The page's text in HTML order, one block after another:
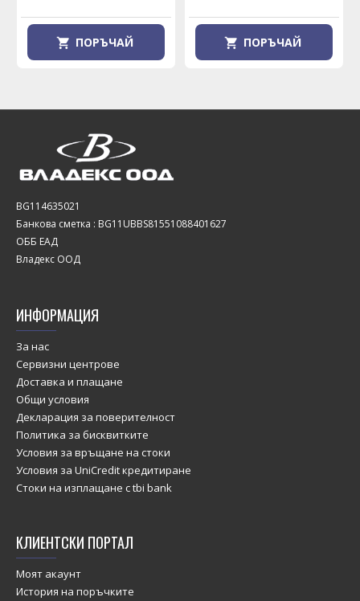
ПОРЪЧАЙ ПОРЪЧАЙ
BG114635021
Банкова сметка : BG11UBBS81551088401627
ОББ ЕАД
Владекс ООД
ИНФОРМАЦИЯ
За нас
Сервизни центрове
Доставка и плащане
Общи условия
Декларация за поверителност
Политика за бисквитките
Условия за връщане на стоки
Условия за UniCredit кредитиране
Стоки на изплащане с tbi bank
КЛИЕНТСКИ ПОРТАЛ
Моят акаунт
История на поръчките